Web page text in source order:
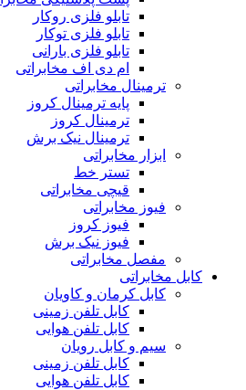
تابلو فلزی روکار
تابلو فلزی توکار
تابلو فلزی بارانی
ام دی اف مخابراتی
ترمینال مخابراتی
پایه ترمینال کروز
ترمینال کروز
ترمینال نیک برش
ابزار مخابراتی
تستر خط
قیچی مخابراتی
فیوز مخابراتی
فیوز کروز
فیوز نیک برش
مفصل مخابراتی
کابل مخابراتی
کابل کرمان و کاویان
کابل تلفن زمینی
کابل تلفن هوایی
سیم و کابل رویان
کابل تلفن زمینی
کابل تلفن هوایی